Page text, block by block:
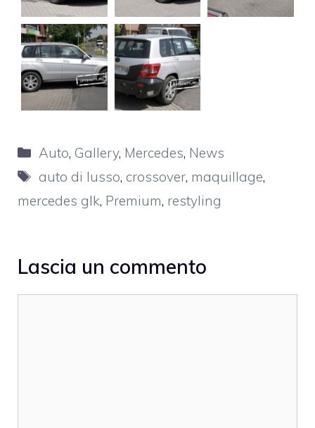
Categorie
Auto, Gallery, Mercedes, News
Tag
auto di lusso, crossover, maquillage,
mercedes glk, Premium, restyling
Lascia un commento